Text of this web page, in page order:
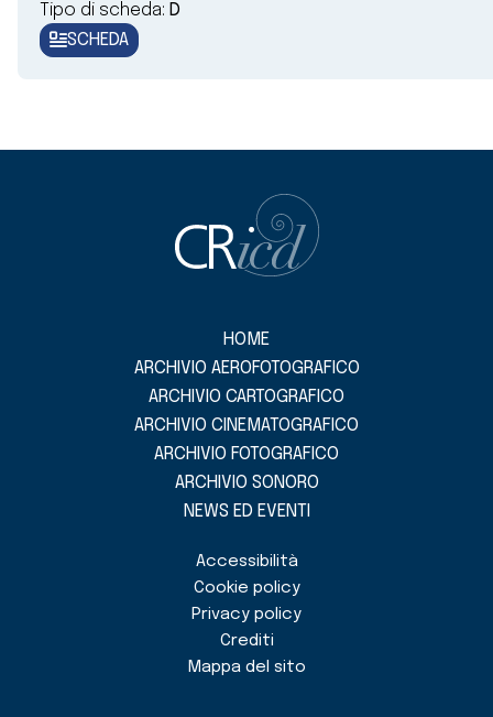
Tipo di scheda: D
SCHEDA
HOME
ARCHIVIO AEROFOTOGRAFICO
ARCHIVIO CARTOGRAFICO
ARCHIVIO CINEMATOGRAFICO
ARCHIVIO FOTOGRAFICO
ARCHIVIO SONORO
NEWS ED EVENTI
Accessibilità
Cookie policy
Privacy policy
Crediti
Mappa del sito